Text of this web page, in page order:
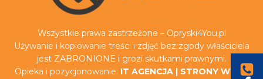
Wszystkie prawa zastrzeżone – Opryski4You.pl
Używanie i kopiowanie treści i zdjęć bez zgody właściciela
jest ZABRONIONE i grozi skutkami prawnymi.
Opieka i pozycjonowanie: IT AGENCJA| STRONY WWW